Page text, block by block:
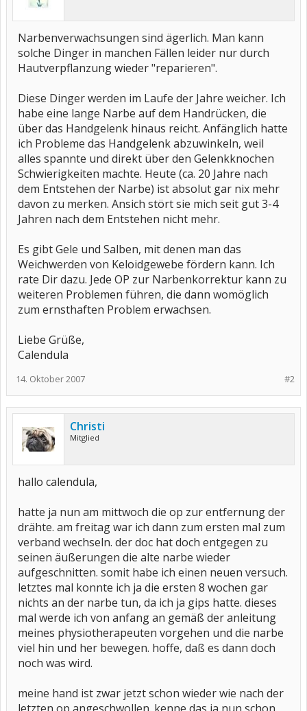
Narbenverwachsungen sind ägerlich. Man kann
solche Dinger in manchen Fällen leider nur durch
Hautverpflanzung wieder "reparieren".
Diese Dinger werden im Laufe der Jahre weicher. Ich
habe eine lange Narbe auf dem Handrücken, die
über das Handgelenk hinaus reicht. Anfänglich hatte
ich Probleme das Handgelenk abzuwinkeln, weil
alles spannte und direkt über den Gelenkknochen
Schwierigkeiten machte. Heute (ca. 20 Jahre nach
dem Entstehen der Narbe) ist absolut gar nix mehr
davon zu merken. Ansich stört sie mich seit gut 3-4
Jahren nach dem Entstehen nicht mehr.
Es gibt Gele und Salben, mit denen man das
Weichwerden von Keloidgewebe fördern kann. Ich
rate Dir dazu. Jede OP zur Narbenkorrektur kann zu
weiteren Problemen führen, die dann womöglich
zum ernsthaften Problem erwachsen.
Liebe Grüße,
Calendula
#2
14. Oktober 2007
Christi
Mitglied
hallo calendula,
hatte ja nun am mittwoch die op zur entfernung der
drähte. am freitag war ich dann zum ersten mal zum
verband wechseln. der doc hat doch entgegen zu
seinen äußerungen die alte narbe wieder
aufgeschnitten. somit habe ich einen neuen versuch.
letztes mal konnte ich ja die ersten 8 wochen gar
nichts an der narbe tun, da ich ja gips hatte. dieses
mal werde ich von anfang an gemäß der anleitung
meines physiotherapeuten vorgehen und die narbe
viel hin und her bewegen. hoffe, daß es dann doch
noch was wird.
meine hand ist zwar jetzt schon wieder wie nach der